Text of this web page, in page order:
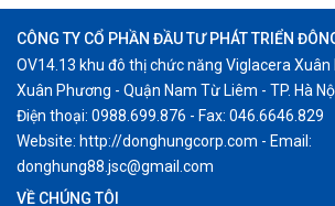
CÔNG TY CỔ PHẦN ĐẦU TƯ PHÁT TRIỂN
OV14.13 khu đô thị chức năng Viglacera
Xuân Phương - Quận Nam Từ Liêm - TP. Hà
Điện thoại: 0988.699.876 - Fax: 046.6646.829
Website: http://donghungcorp.com - Email:
donghung88.jsc@gmail.com
VỀ CHÚNG TÔI